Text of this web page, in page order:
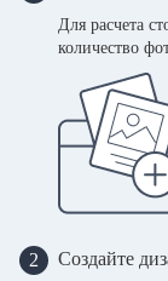
Для расчета
количество
2 Создайте